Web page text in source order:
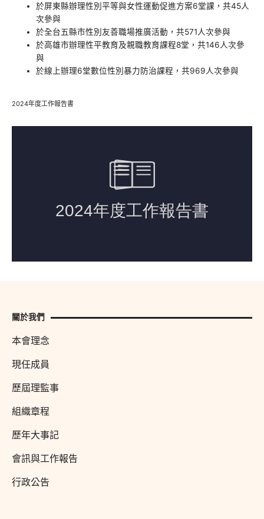
關於我們
本會理念
現任成員
歷屆理監事
組織章程
歷年大事記
會訊與工作報告
行政公告
於屏東縣辦理性別平等與女性運動促進方案6堂課，共45人
次參與
於全台五縣市性別友善職場推廣活動，共571人次參與
於高雄市辦理性平教育及親職教育課程8堂，共146人次參
與
於線上辦理6堂數位性別暴力防治課程，共969人次參與
2024年度工作報告書